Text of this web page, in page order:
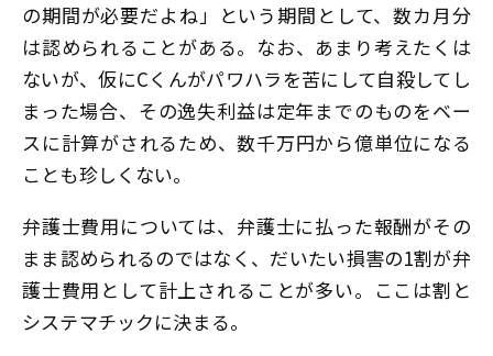
の期間が必要だよね」という期間として、数カ月分
は認められることがある。なお、あまり考えたくは
ないが、仮にCくんがパワハラを苦にして自殺してし
まった場合、その逸失利益は定年までのものをベー
スに計算がされるため、数千万円から億単位になる
ことも珍しくない。
弁護士費用については、弁護士に払った報酬がその
まま認められるのではなく、だいたい損害の1割が弁
護士費用として計上されることが多い。ここは割と
システマチックに決まる。